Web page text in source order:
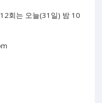
12회는 오늘(31일) 밤 10